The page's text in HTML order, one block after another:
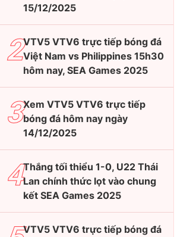
15/12/2025
VTV5 VTV6 trực tiếp bóng đá
Việt Nam vs Philippines 15h30
hôm nay, SEA Games 2025
Xem VTV5 VTV6 trực tiếp
bóng đá hôm nay ngày
14/12/2025
Thắng tối thiểu 1-0, U22 Thái
Lan chính thức lọt vào chung
kết SEA Games 2025
VTV5 VTV6 trực tiếp bóng đá